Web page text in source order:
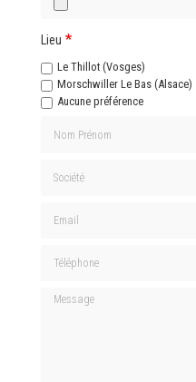
Lieu
Le Thillot (Vosges)
Morschwiller Le Bas (Alsace)
Aucune préférence
Message